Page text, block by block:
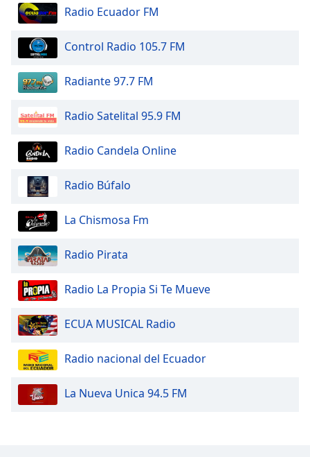
dialog
window.
Escape
cancel
and
close
window.
Color
Opacity
Text
Background
Color
Caption
Radio Ecuador FM
Control Radio 105.7 FM
Radiante 97.7 FM
Radio Satelital 95.9 FM
Radio Candela Online
Radio Búfalo
La Chismosa Fm
Radio Pirata
Radio La Propia Si Te Mueve
ECUA MUSICAL Radio
Radio nacional del Ecuador
La Nueva Unica 94.5 FM